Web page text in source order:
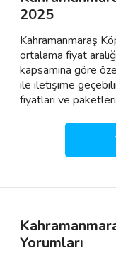
2025
Kahramanmaraş
ortalama fiyat
kapsamına göre
ile iletişime
fiyatları ve
Yorumları